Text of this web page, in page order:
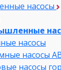
насосы
насосы
насосы
насосы